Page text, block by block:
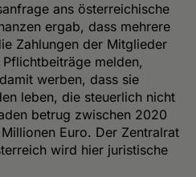
ans österreichische
ergab, dass mehrere
Zahlungen der Mitglieder
melden,
werben, dass sie
leben, die steuerlich nicht
betrug zwischen 2020
Euro. Der Zentralrat
wird hier juristische